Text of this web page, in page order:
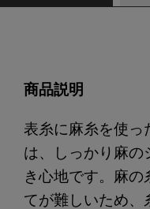
商品説明
表糸に麻糸を使っ
は、しっかり麻の
き心地です。麻の
てが難しいため、